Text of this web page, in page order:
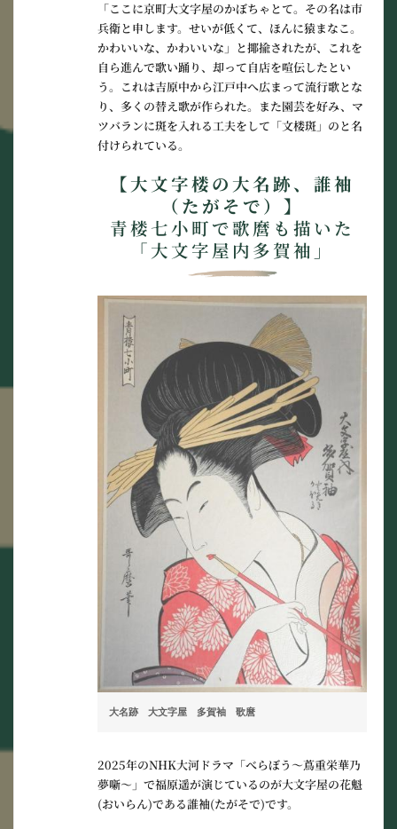
「ここに京町大文字屋のかぼちゃとて。その名は市
兵衛と申します。せいが低くて、ほんに猿まなこ。
かわいいな、かわいいな」と揶揄されたが、これを
自ら進んで歌い踊り、却って自店を喧伝したとい
う。これは吉原中から江戸中へ広まって流行歌とな
り、多くの替え歌が作られた。また園芸を好み、マ
ツバランに斑を入れる工夫をして「文楼斑」のと名
付けられている。
【大文字楼の大名跡、誰袖
（たがそで）】
青楼七小町で歌麿も描いた
「大文字屋内多賀袖」
大名跡　大文字屋　多賀袖　歌麿
2025年のNHK大河ドラマ「べらぼう〜蔦重栄華乃
夢噺〜」で福原遥が演じているのが大文字屋の花魁
(おいらん)である誰袖(たがそで)です。